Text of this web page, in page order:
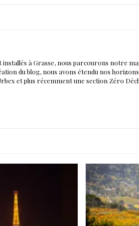
à Grasse, nous parcourons notre
du blog, nous avons étendu nos
et plus récemment une section Zéro